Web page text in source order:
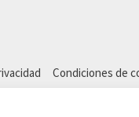
Condiciones de